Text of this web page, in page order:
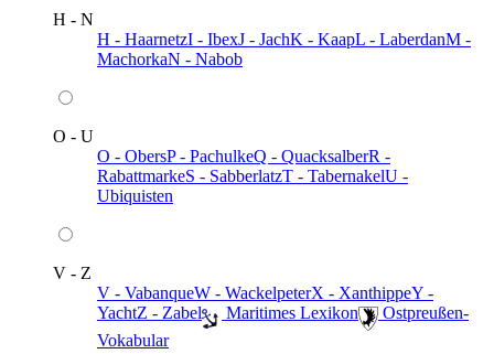
H - N
H - HaarnetzI - IbexJ - JachK - KaapL - LaberdanM -
MachorkaN - Nabob
O - U
O - ObersP - PachulkeQ - QuacksalberR -
RabattmarkeS - SabberlatzT - TabernakelU -
Ubiquisten
V - Z
V - VabanqueW - WackelpeterX - XanthippeY -
YachtZ - Zabel ️ Maritimes Lexikon
️ Ostpreußen-
Vokabular